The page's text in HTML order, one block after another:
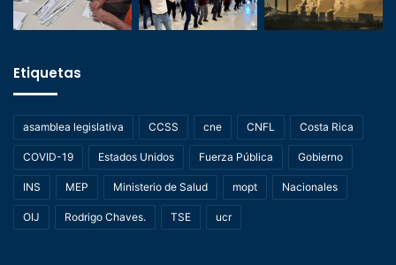
Etiquetas
asamblea legislativa CCSS cne CNFL Costa Rica
COVID-19 Estados Unidos Fuerza Pública Gobierno
INS MEP Ministerio de Salud mopt Nacionales
OIJ Rodrigo Chaves. TSE ucr